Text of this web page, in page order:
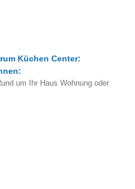
Küchen Center:
um Ihr Haus Wohnung oder